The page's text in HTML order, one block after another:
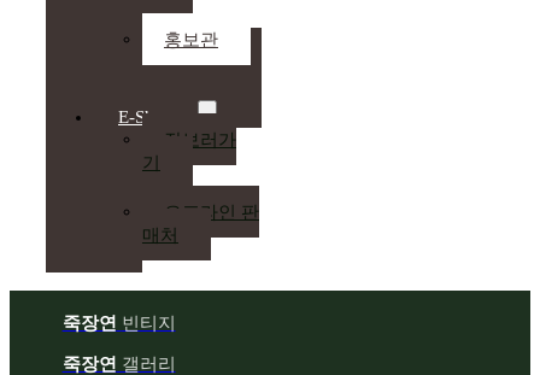
홍보관
E-Shop
장보러가
기
오프라인 판
매처
죽장연 빈티지
죽장연 갤러리